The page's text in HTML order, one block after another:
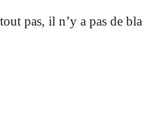
pas, il n’y a pas de